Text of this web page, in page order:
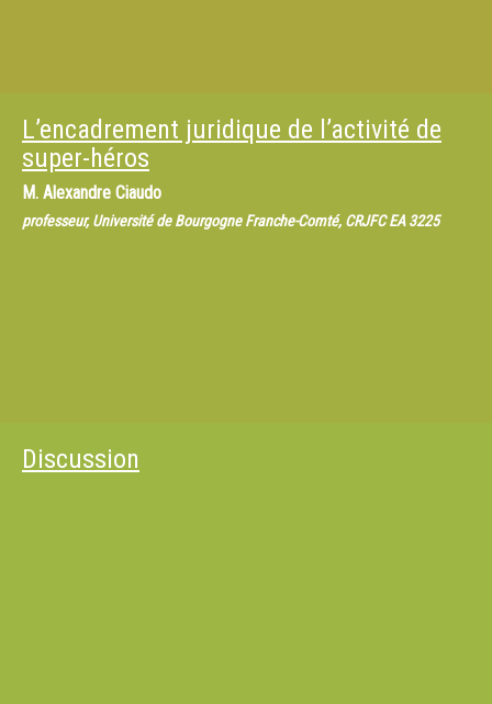
L’encadrement juridique de l’activité de
super-héros
M. Alexandre Ciaudo
professeur, Université de Bourgogne Franche-Comté, CRJFC EA 3225
Discussion